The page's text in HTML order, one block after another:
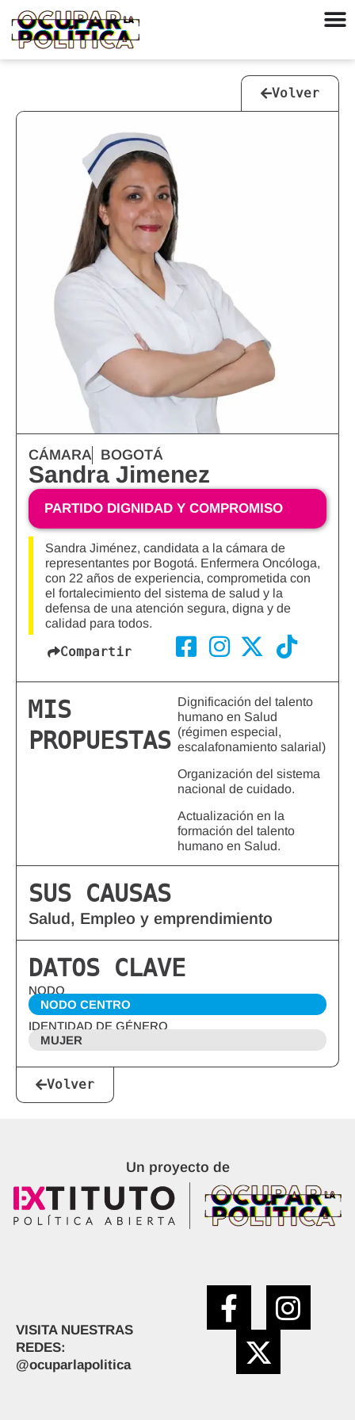
Volver
CÁMARA BOGOTÁ
Sandra Jimenez
PARTIDO DIGNIDAD Y COMPROMISO
Sandra Jiménez, candidata a la cámara de
representantes por Bogotá. Enfermera Oncóloga,
con 22 años de experiencia, comprometida con
el fortalecimiento del sistema de salud y la
defensa de una atención segura, digna y de
calidad para todos.
Compartir
MIS
PROPUESTAS
Dignificación del talento
humano en Salud
(régimen especial,
escalafonamiento salarial)
Organización del sistema
nacional de cuidado.
Actualización en la
formación del talento
humano en Salud.
SUS CAUSAS
Salud, Empleo y emprendimiento
DATOS CLAVE
NODO
NODO CENTRO
IDENTIDAD DE GÉNERO
MUJER
Volver
Un proyecto de
VISITA NUESTRAS
REDES:
@ocuparlapolitica